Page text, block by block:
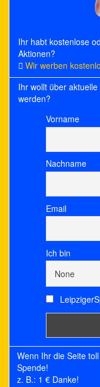
Ihr habt kostenlose
Aktionen?
Wir werben
Ihr wollt über
werden?
Vorname
Nachname
Email
Ich bin
Wenn Ihr die Seite
Spende!
z. B.: 1 € Danke!